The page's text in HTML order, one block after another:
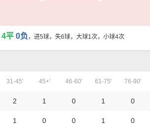
4平 0负 ，进5球，失6球，大球1次，小球4次
31-45' 45+' 46-60' 61-75' 76-90'
2 1 0 1 0
1 0 0 1 0